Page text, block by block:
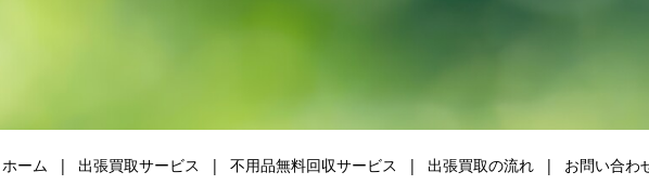
ホーム 出張買取サービス 不用品無料回収サービス 出張買取の流れ お問い合わ